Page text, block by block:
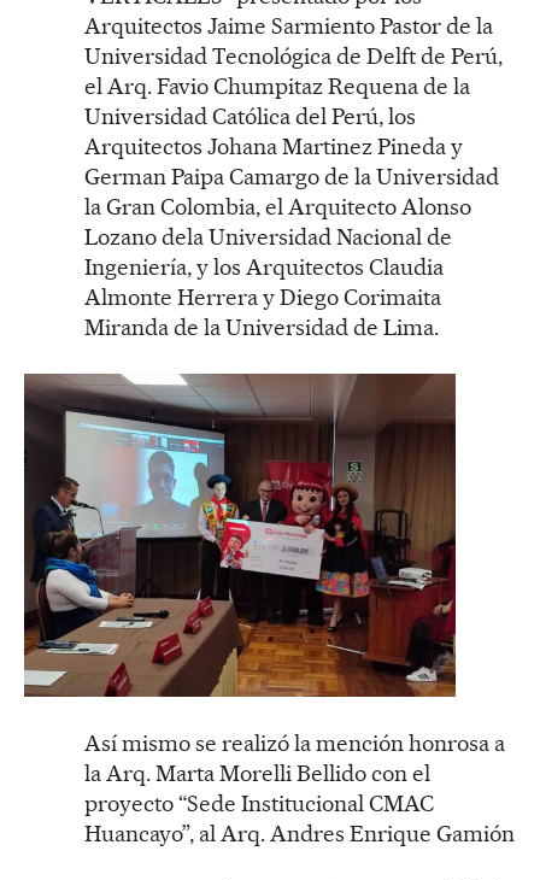
Arquitectos Jaime Sarmiento Pastor de la
Universidad Tecnológica de Delft de Perú,
el Arq. Favio Chumpitaz Requena de la
Universidad Católica del Perú, los
Arquitectos Johana Martinez Pineda y
German Paipa Camargo de la Universidad
la Gran Colombia, el Arquitecto Alonso
Lozano dela Universidad Nacional de
Ingeniería, y los Arquitectos Claudia
Almonte Herrera y Diego Corimaita
Miranda de la Universidad de Lima.
Así mismo se realizó la mención honrosa a
la Arq. Marta Morelli Bellido con el
proyecto “Sede Institucional CMAC
Huancayo”, al Arq. Andres Enrique Gamión